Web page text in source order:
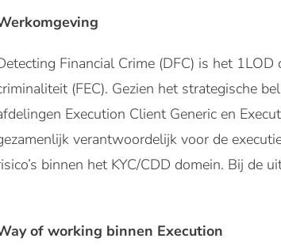
Financial Crime (DFC) is het
(FEC). Gezien het strategische
Execution Client Generic en
verantwoordelijk voor de
binnen het KYC/CDD domein. Bij de
of working binnen Execution